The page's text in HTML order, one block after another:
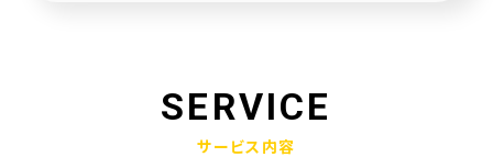
SERVICE
サービス内容